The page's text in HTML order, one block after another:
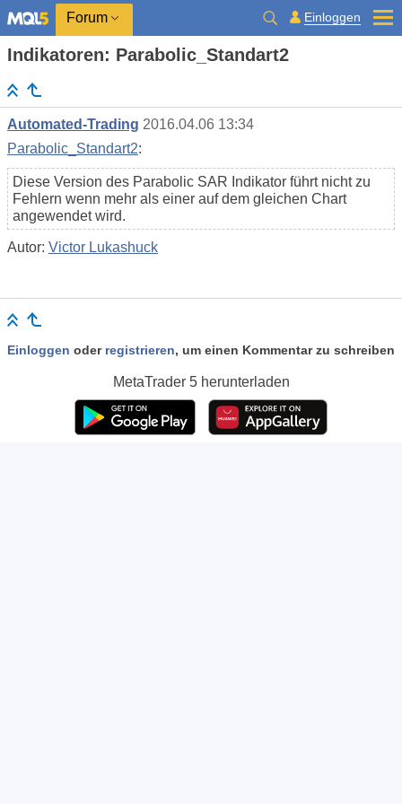
Forum Einloggen
Indikatoren: Parabolic_Standart2
Automated-Trading 2016.04.06 13:34
Parabolic_Standart2:
Diese Version des Parabolic SAR Indikator führt nicht zu
Fehlern wenn mehr als einer auf dem gleichen Chart
angewendet wird.
Autor: Victor Lukashuck
Einloggen oder registrieren, um einen Kommentar zu schreiben
MetaTrader 5herunterladen